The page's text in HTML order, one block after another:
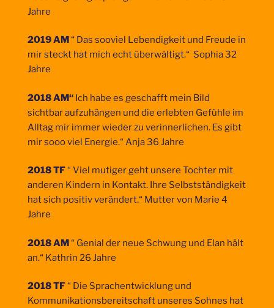
Jahre
2019 AM “ Das sooviel Lebendigkeit und Freude in
mir steckt hat mich echt überwältigt.“ Sophia 32
Jahre
2018 AM“ Ich habe es geschafft mein Bild
sichtbar aufzuhängen und die erlebten Gefühle im
Alltag mir immer wieder zu verinnerlichen. Es gibt
mir sooo viel Energie.“ Anja 36 Jahre
2018 TF“ Viel mutiger geht unsere Tochter mit
anderen Kindern in Kontakt. Ihre Selbstständigkeit
hat sich positiv verändert.“ Mutter von Marie 4
Jahre
2018 AM“ Genial der neue Schwung und Elan hält
an.“ Kathrin 26 Jahre
2018 TF“ Die Sprachentwicklung und
Kommunikationsbereitschaft unseres Sohnes hat